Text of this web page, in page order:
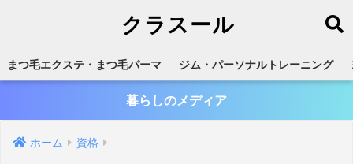
クラスール
まつ毛エクステ・まつ毛パーマ ジム・パーソナルトレーニング
暮らしのメディア
ホーム 資格